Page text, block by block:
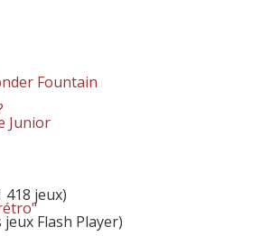
Fountain
Junior
418 jeux)
jeux Flash Player)